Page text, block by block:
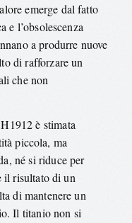
emerge dal fatto
e l’obsolescenza
a produrre nuove
di rafforzare un
che non
è stimata
piccola, ma
né si riduce per
il risultato di un
di mantenere un
Il titanio non si